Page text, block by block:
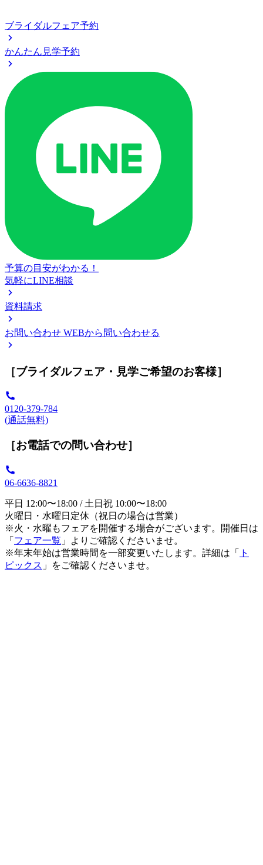
ブライダルフェア予約
かんたん見学予約
予算の目安がわかる！
気軽にLINE相談
資料請求
お問い合わせ WEBから問い合わせる
［ブライダルフェア・見学ご希望のお客様］
0120-379-784
(通話無料)
［お電話での問い合わせ］
06-6636-8821
平日 12:00〜18:00 / 土日祝 10:00〜18:00
火曜日・水曜日定休（祝日の場合は営業）
※火・水曜もフェアを開催する場合がございます。開催日は
「 フェア一覧 」よりご確認くださいませ。
※年末年始は営業時間を一部変更いたします。詳細は「
ト
ピックス 」をご確認くださいませ。